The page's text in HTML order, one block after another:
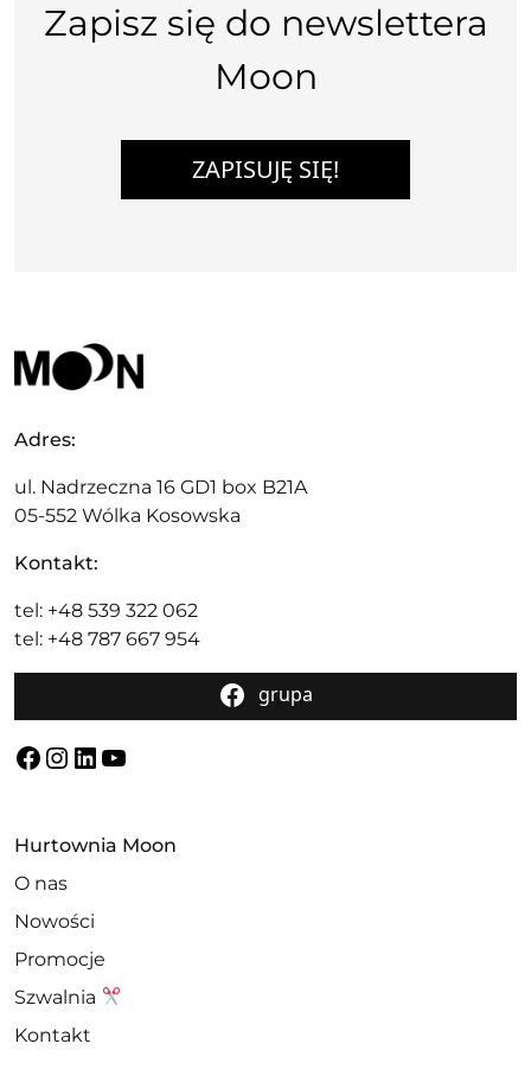
Zapisz się do newslettera
Moon
ZAPISUJĘ SIĘ!
Adres:
ul. Nadrzeczna 16 GD1 box B21A
05-552 Wólka Kosowska
Kontakt:
tel: +48 539 322 062
tel: +48 787 667 954
grupa
Facebook
Instagram
LinkedIn
YouTube
Hurtownia Moon
O nas
Nowości
Promocje
Szwalnia
Kontakt